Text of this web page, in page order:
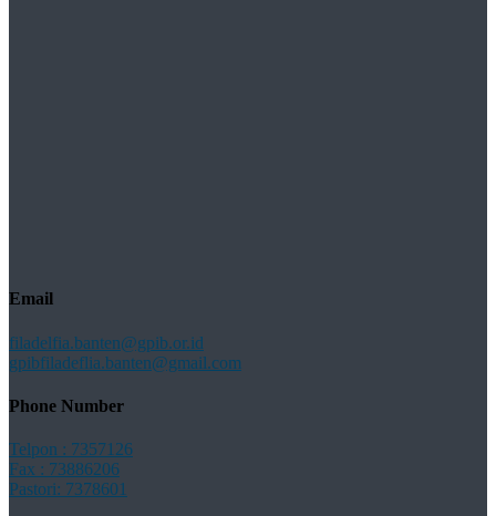
Email
filadelfia.banten@gpib.or.id
gpibfiladeflia.banten@gmail.com
Phone Number
Telpon : 7357126
Fax : 73886206
Pastori: 7378601